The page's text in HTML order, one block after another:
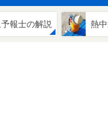
報士の解説 熱